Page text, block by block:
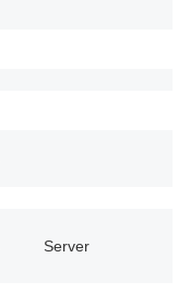
Server